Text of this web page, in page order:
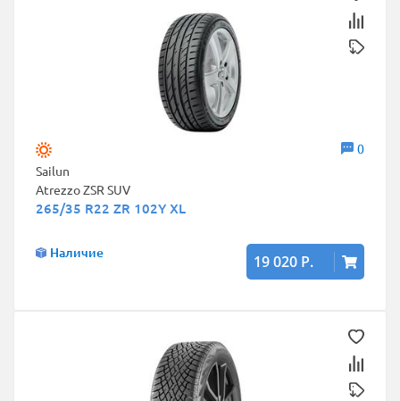
0
Sailun
Atrezzo ZSR SUV
265/35 R22 ZR 102Y XL
Наличие 19 020 Р.